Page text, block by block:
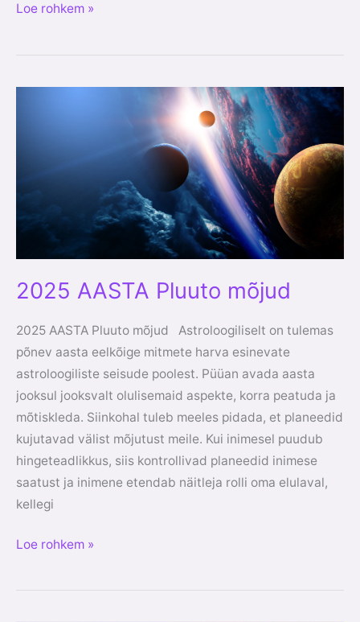
Loe rohkem »
2025 AASTA Pluuto mõjud
2025 AASTA Pluuto mõjud Astroloogiliselt on tulemas
põnev aasta eelkõige mitmete harva esinevate
astroloogiliste seisude poolest. Püüan avada aasta
jooksul jooksvalt olulisemaid aspekte, korra peatuda ja
mõtiskleda. Siinkohal tuleb meeles pidada, et planeedid
kujutavad välist mõjutust meile. Kui inimesel puudub
hingeteadlikkus, siis kontrollivad planeedid inimese
saatust ja inimene etendab näitleja rolli oma elulaval,
kellegi
Loe rohkem »